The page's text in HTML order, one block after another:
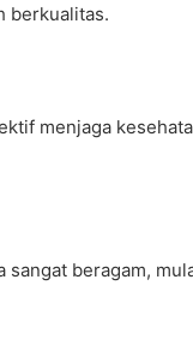
berkualitas.
menjaga
beragam,